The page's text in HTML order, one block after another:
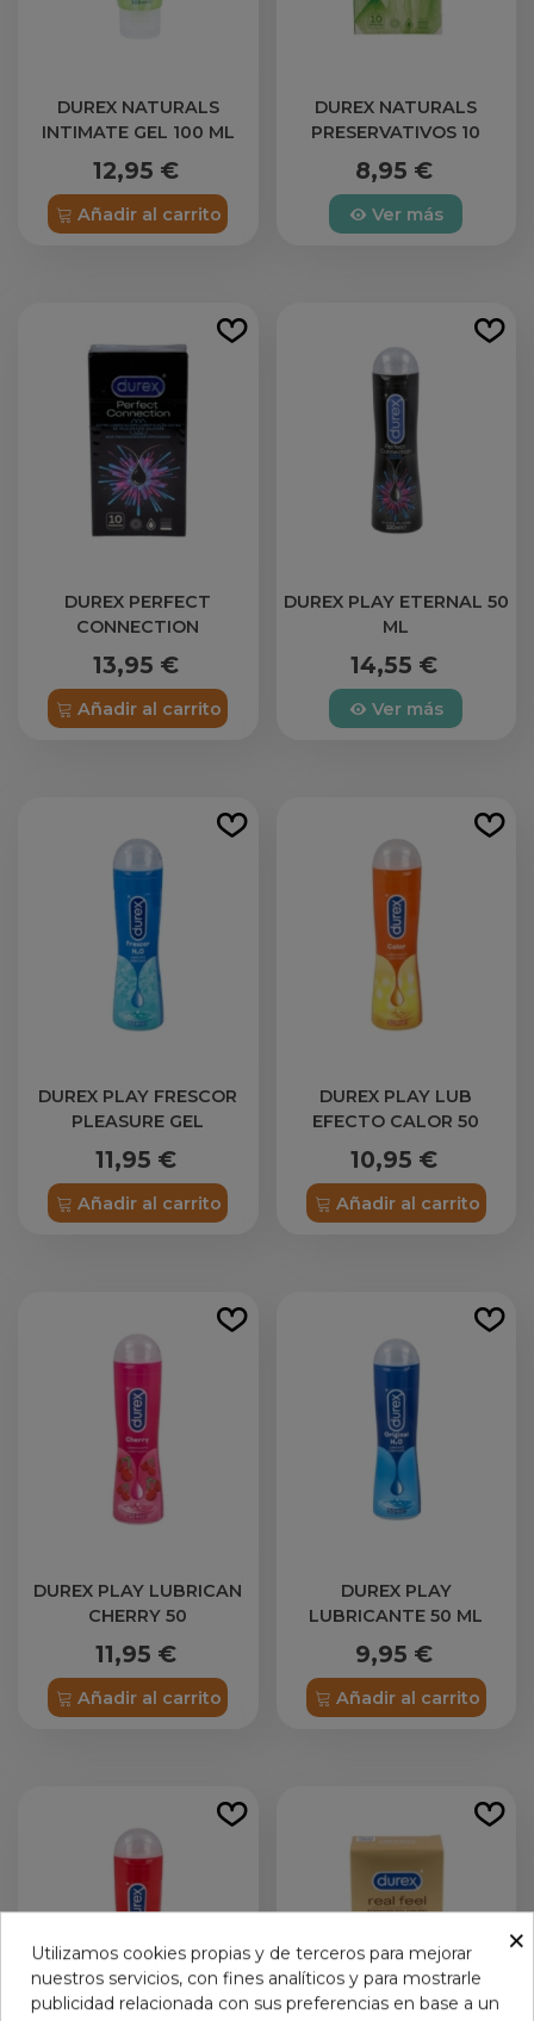
DUREX NATURALS
INTIMATE GEL 100 ML
12,95 €
Añadir al carrito
DUREX NATURALS
PRESERVATIVOS 10
8,95 €
Ver más
DUREX PERFECT
CONNECTION
PRESERVATIVOS 10
PRESERVATIVOS
13,95 €
Añadir al carrito
DUREX PLAY ETERNAL 50
ML
14,55 €
Ver más
DUREX PLAY FRESCOR
PLEASURE GEL
LUBRICANTE
HIDROSOLUBLE INTIMO 1
ENVASE 50 ML
11,95 €
Añadir al carrito
DUREX PLAY LUB
EFECTO CALOR 50
10,95 €
Añadir al carrito
DUREX PLAY LUBRICAN
CHERRY 50
11,95 €
Añadir al carrito
DUREX PLAY
LUBRICANTE 50 ML
9,95 €
Añadir al carrito
×
Utilizamos cookies propias y de terceros para mejorar
nuestros servicios, con fines analíticos y para mostrarle
publicidad relacionada con sus preferencias en base a un